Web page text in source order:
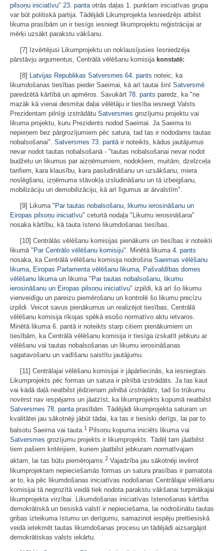
pilsoņu iniciatīvu" 23. pantaotrās daļas 1. punktam iniciatīvas grupa
var būt politiskā partija. Tādējādi Likumprojekta Iesniedzējs atbilst
likuma prasībām un ir tiesīgs iesniegt likumprojektu reģistrācijai ar
mērķi uzsākt parakstu vākšanu.
[7] Izvērtējusi Likumprojektu un noklausījusies Iesniedzēja
pārstāvju argumentus, Centrālā vēlēšanu komisija konstatē:
[8] Latvijas Republikas Satversmes 64. pants noteic, ka
likumdošanas tiesības pieder Saeimai, kā arī tautai šinī Satversmē
paredzētā kārtībā un apmēros. Savukārt 78. pants paredz, ka "ne
mazāk kā vienai desmitai daļai vēlētāju ir tiesība iesniegt Valsts
Prezidentam pilnīgi izstrādātu Satversmes grozījumu projektu vai
likuma projektu, kuru Prezidents nodod Saeimai. Ja Saeima to
nepieņem bez pārgrozījumiem pēc satura, tad tas ir nododams tautas
nobalsošanai". Satversmes 73. pantāir noteikts, kādus jautājumus
nevar nodot tautas nobalsošanā - "tautas nobalsošanai nevar nodot
budžetu un likumus par aizņēmumiem, nodokļiem, muitām, dzelzceļa
tarifiem, kara klausību, kara pasludināšanu un uzsākšanu, miera
noslēgšanu, izņēmuma stāvokļa izsludināšanu un tā izbeigšanu,
mobilizāciju un demobilizāciju, kā arī līgumus ar ārvalstīm".
[9] Likuma " Par tautas nobalsošanu, likumu ierosināšanu un
Eiropas pilsoņu iniciatīvu" ceturtā nodaļa "Likumu ierosināšana"
nosaka kārtību, kā tauta īsteno likumdošanas tiesības.
[10] Centrālās vēlēšanu komisijas pienākumi un tiesības ir noteikti
likumā " Par Centrālo vēlēšanu komisiju". Minētā likuma 4. pants
nosaka, ka Centrālā vēlēšanu komisija nodrošina Saeimas vēlēšanu
likuma, Eiropas Parlamenta vēlēšanu likuma, Pašvaldības domes
vēlēšanu likumaun likuma " Par tautas nobalsošanu, likumu
ierosināšanu un Eiropas pilsoņu iniciatīvu" izpildi, kā arī šo likumu
vienveidīgu un pareizu piemērošanu un kontrolē šo likumu precīzu
izpildi. Veicot savus pienākumus un realizējot tiesības, Centrālā
vēlēšanu komisija rīkojas spēkā esošo normatīvo aktu ietvaros.
Minētā likuma 6. pantā ir noteikts starp citiem pienākumiem un
tiesībām, ka Centrālā vēlēšanu komisija ir tiesīga izskatīt jebkuru ar
vēlēšanu vai tautas nobalsošanas un likumu ierosināšanas
sagatavošanu un vadīšanu saistītu jautājumu.
[11] Centrālajai vēlēšanu komisijai ir jāpārliecinās, ka iesniegtais
Likumprojekts pēc formas un satura ir pilnībā izstrādāts. Ja tas kaut
vai kādā daļā neatbilst jēdzienam pilnībā izstrādāts, tad šo trūkumu
novērst nav iespējams un jāatzīst, ka likumprojekts kopumā neatbilst
Satversmes 78. pantaprasībām. Tādējādi likumprojekta saturam un
kvalitātei jau sākotnēji jābūt tādai, ka tas ir tiesiski derīgs, lai par to
balsotu Saeima vai tauta.1
Pilsoņu kopuma iniciēts likuma vai
Satversmes grozījumu projekts ir likumprojekts. Tādēļ tam jāatbilst
tiem pašiem kritērijiem, kuriem jāatbilst jebkuram normatīvajam
aktam, lai tas būtu piemērojams.2 Vajadzība jau sākotnēji ievērot
likumprojektam nepieciešamās formas un satura prasības ir pamatota
ar to, ka pēc likumdošanas iniciatīvas nodošanas Centrālajai vēlēšanu
komisijai tā negrozītā veidā tiek nodota parakstu vākšanai turpmākajai
likumprojekta virzībai. Likumdošanas iniciatīvas īstenošanas kārtība
demokrātiskā un tiesiskā valstī ir nepieciešama, lai nodrošinātu tautas
gribas izteikuma īstumu un derīgumu, samazinot iespēju prettiesiskā
veidā ietekmēt tautas likumdošanas procesu un tādējādi aizsargājot
demokrātiskas valsts iekārtu.